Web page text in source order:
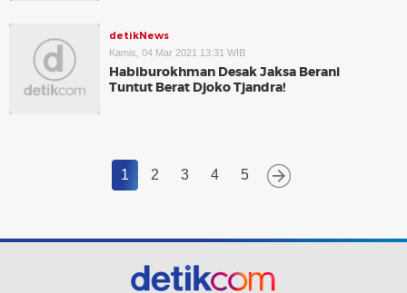
detikNews
Kamis, 04 Mar 2021 13:31 WIB
Habiburokhman Desak Jaksa Berani
Tuntut Berat Djoko Tjandra!
1 2 3 4 5